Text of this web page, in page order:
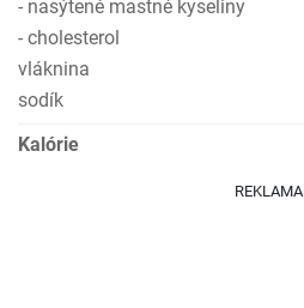
- nasýtené mastné kyseliny
- cholesterol
vláknina
sodík
Kalórie
REKLAMA